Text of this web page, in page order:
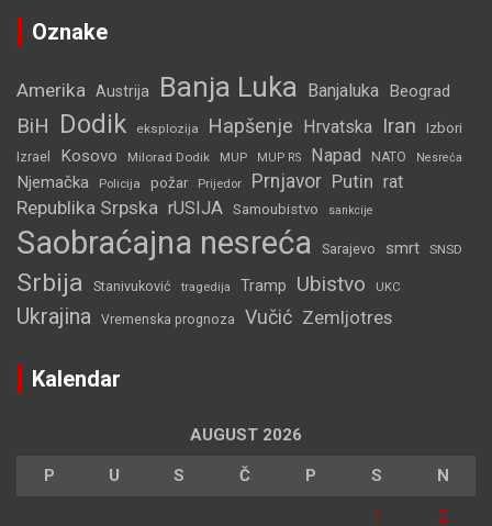
Oznake
Amerika Austrija Banja Luka Banjaluka Beograd
BiH Dodik eksplozija Hapšenje Hrvatska Iran Izbori
Izrael Kosovo Milorad Dodik MUP MUP RS Napad NATO Nesreća
Njemačka Policija požar Prijedor Prnjavor Putin rat
Republika Srpska rUSIJA Samoubistvo sankcije
Saobraćajna nesreća Sarajevo smrt SNSD
Srbija Stanivuković tragedija Tramp Ubistvo UKC
Ukrajina Vremenska prognoza Vučić Zemljotres
Kalendar
AUGUST 2026
P U S Č P S N
1 2